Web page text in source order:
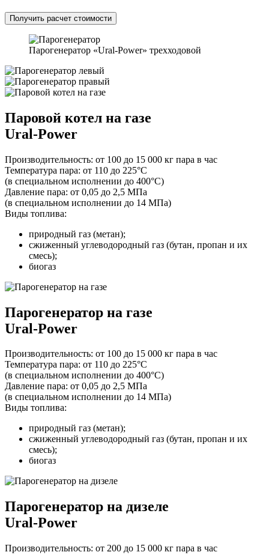
Получить расчет стоимости
Парогенератор «Ural-Power» трехходовой
Паровой котел на газе
Ural-Power
Производительность: от 100 до 15 000 кг пара в час
Температура пара: от 110 до 225°С
(в специальном исполнении до 400°С)
Давление пара: от 0,05 до 2,5 МПа
(в специальном исполнении до 14 МПа)
Виды топлива:
природный газ (метан);
сжиженный углеводородный газ (бутан, пропан и их
смесь);
биогаз
Парогенератор на газе
Ural-Power
Производительность: от 100 до 15 000 кг пара в час
Температура пара: от 110 до 225°С
(в специальном исполнении до 400°С)
Давление пара: от 0,05 до 2,5 МПа
(в специальном исполнении до 14 МПа)
Виды топлива:
природный газ (метан);
сжиженный углеводородный газ (бутан, пропан и их
смесь);
биогаз
Парогенератор на дизеле
Ural-Power
Производительность: от 200 до 15 000 кг пара в час